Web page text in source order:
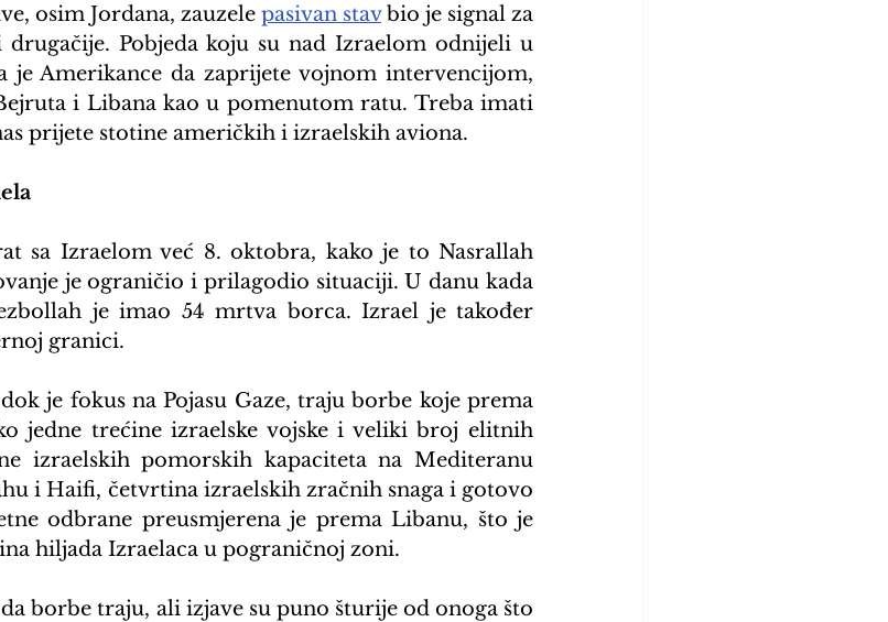
osim Jordana, zauzele pasivan stav bio je signal za
Pobjeda koju su nad Izraelom odnijeli u
je Amerikance da zaprijete vojnom intervencijom,
i Libana kao u pomenutom ratu. Treba imati
prijete stotine američkih i izraelskih aviona.
sa Izraelom već 8. oktobra, kako je to Nasrallah
je ograničio i prilagodio situaciji. U danu kada
je imao 54 mrtva borca. Izrael je također
granici.
je fokus na Pojasu Gaze, traju borbe koje prema
jedne trećine izraelske vojske i veliki broj elitnih
izraelskih pomorskih kapaciteta na Mediteranu
i Haifi, četvrtina izraelskih zračnih snaga i gotovo
odbrane preusmjerena je prema Libanu, što je
hiljada Izraelaca u pograničnoj zoni.
borbe traju, ali izjave su puno šturije od onoga što